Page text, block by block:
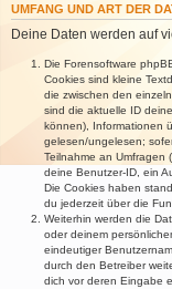
UMFANG UND ART DER
Deine Daten werden auf
Die Forensoftware
Cookies sind kleine
die zwischen den
sind die aktuelle ID
können), Informationen
gelesen/ungelesen;
Teilnahme an Umfragen
deine Benutzer-ID, ein
Die Cookies haben
du jederzeit über die
Weiterhin werden die
oder deinem
eindeutiger
durch den Betreiber
dich vor deren Eingabe